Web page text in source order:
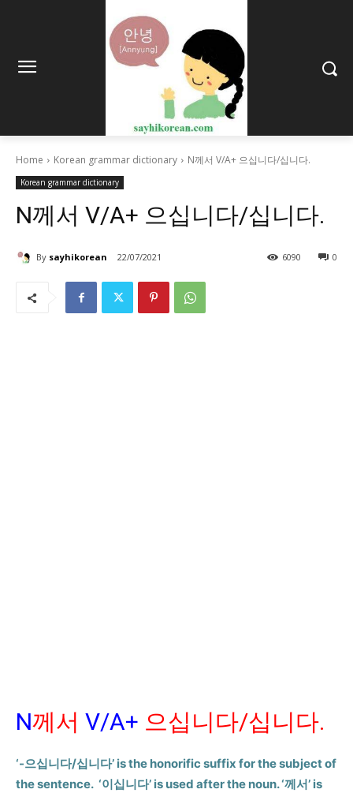
Home Korean grammar dictionary N께서 V/A+ 으십니다/십니다.
Korean grammar dictionary
N께서 V/A+ 으십니다/십니다.
By sayhikorean 22/07/2021 0
6090
N께서 V/A+ 으십니다/십니다.
‘-으십니다/십니다’ is the honorific suffix for the subject of
the sentence. ‘이십니다’ is used after the noun. ‘께서’ is